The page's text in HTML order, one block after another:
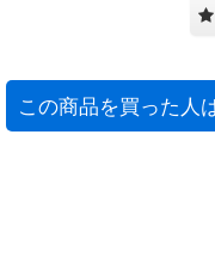
この商品を買った人